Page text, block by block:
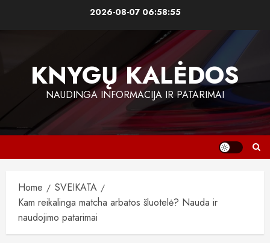
2026-08-07 06:58:56
KNYGŲ KALĖDOS
NAUDINGA INFORMACIJA IR PATARIMAI
Home
SVEIKATA
Kam reikalinga matcha arbatos šluotelė? Nauda ir
naudojimo patarimai